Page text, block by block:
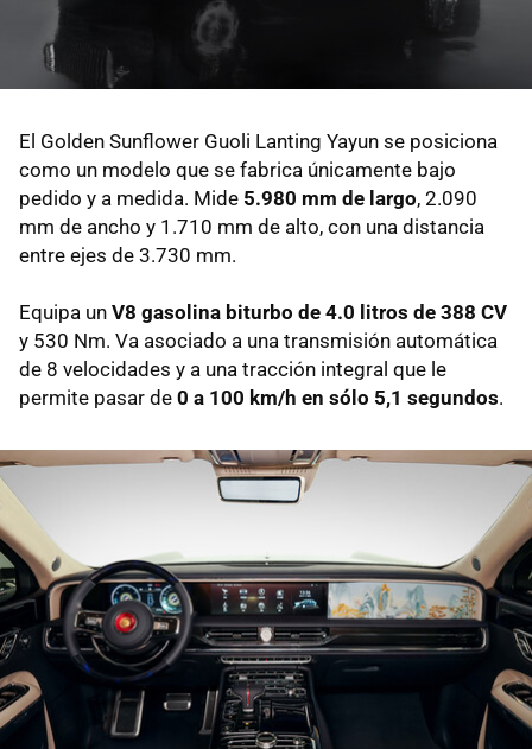
El Golden Sunflower Guoli Lanting Yayun se posiciona
como un modelo que se fabrica únicamente bajo
pedido y a medida. Mide 5.980 mm de largo, 2.090
mm de ancho y 1.710 mm de alto, con una distancia
entre ejes de 3.730 mm.
Equipa un V8 gasolina biturbo de 4.0 litros de 388 CV
y 530 Nm. Va asociado a una transmisión automática
de 8 velocidades y a una tracción integral que le
permite pasar de 0 a 100 km/h en sólo 5,1 segundos.